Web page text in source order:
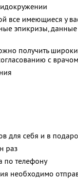
все имеющиеся у
эпикризы, данные
получить
с врачом
для себя и в
раз
по телефону
необходимо